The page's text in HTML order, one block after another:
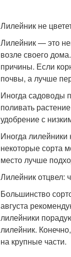
Лилейник не
Лилейник — это
возле своего
причины. Если
почвы, а лучше
Иногда садоводы
поливать
удобрение с
Иногда лилейники
некоторые сорта
место лучше
Лилейник отцвел:
Большинство
августа
лилейники
лилейник.
на крупные части.